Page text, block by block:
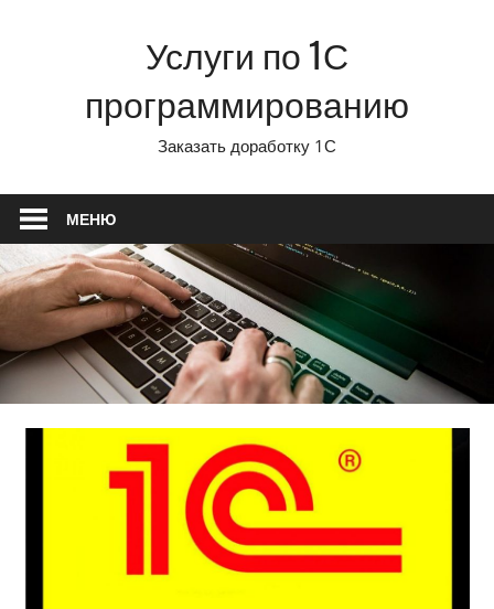
Услуги по 1С
программированию
Заказать доработку 1С
МЕНЮ